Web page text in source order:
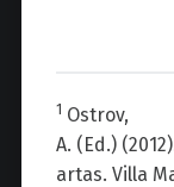
1 Ostrov,
A. (Ed.)
artas. Villa